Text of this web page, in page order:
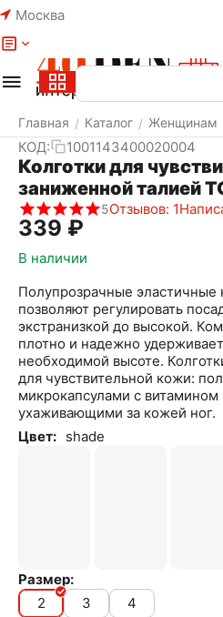
Москва
Главная / Каталог / Женщинам
КОД: 1001143400020004
Колготки для
заниженной талией
5Отзывов: 1
‍339‍ ₽
В наличии
Полупрозрачные эластичные
позволяют регулировать
экстранизкой до высокой.
плотно и надежно
необходимой высоте.
для чувствительной кожи:
микрокапсулами с
ухаживающими за кожей ног.
Цвет: shade
Размер:
2
3
4
Меню